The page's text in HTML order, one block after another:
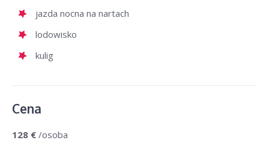
jazda nocna na nartach
lodowisko
kulig
Cena
128 € /osoba